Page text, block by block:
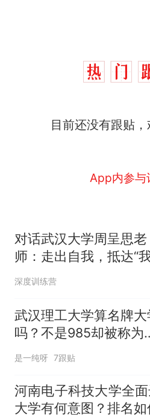
目前还没有跟贴
App内参与
对话武汉大学周呈思老
师：走出自我，抵达“
们”
深度训练营
武汉理工大学算名牌大
吗？不是985却被称为
“984.5”
是一纯呀 7跟贴
河南电子科技大学全
大学有何意图？排名如